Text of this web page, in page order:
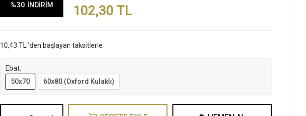
%30 İNDİRİM 102,30 TL
10,43 TL 'den başlayan taksitlerle
Ebat:
50x70
60x80 (Oxford Kulaklı)